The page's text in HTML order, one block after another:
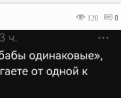
120 0